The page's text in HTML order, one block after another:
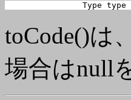
Type type
toCode()は
場合はnull